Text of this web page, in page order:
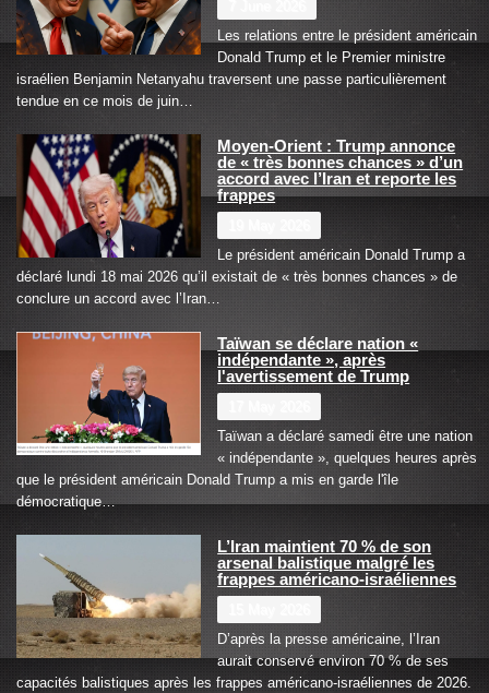
Les relations entre le président américain
Donald Trump et le Premier ministre
israélien Benjamin Netanyahu traversent une passe particulièrement
tendue en ce mois de juin…
Moyen-Orient : Trump annonce
de « très bonnes chances » d’un
accord avec l’Iran et reporte les
frappes
Le président américain Donald Trump a
déclaré lundi 18 mai 2026 qu’il existait de « très bonnes chances » de
conclure un accord avec l’Iran…
Taïwan se déclare nation «
indépendante », après
l'avertissement de Trump
Taïwan a déclaré samedi être une nation
« indépendante », quelques heures après
que le président américain Donald Trump a mis en garde l'île
démocratique…
L’Iran maintient 70 % de son
arsenal balistique malgré les
frappes américano-israéliennes
D’après la presse américaine, l’Iran
aurait conservé environ 70 % de ses
capacités balistiques après les frappes américano-israéliennes de 2026.